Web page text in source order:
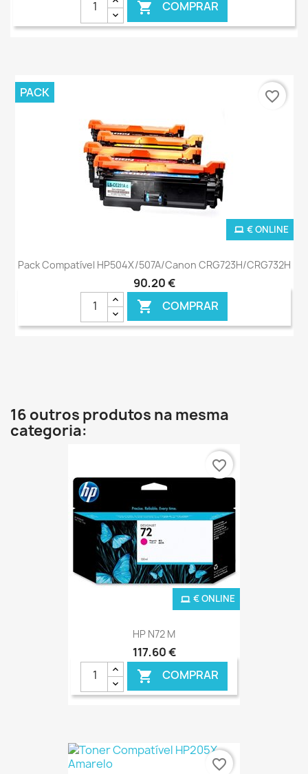
 COMPRAR
Pack Compatível HP504X/507A/Canon CRG723H/CRG732H
90,20 €
 COMPRAR
€ ONLINE
PACK favorite_border
16 outros produtos na mesma
categoria:
HP N72 M
117,60 €
 COMPRAR
€ ONLINE
favorite_border
favorite_border